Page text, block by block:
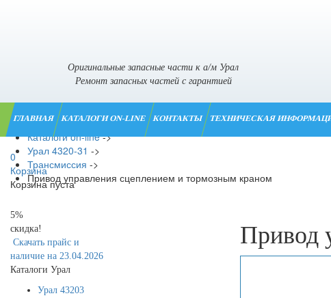
Оригинальные запасные части к а/м Урал
Ремонт запасных частей с гарантией
ГЛАВНАЯ КАТАЛОГИ ON-LINE КОНТАКТЫ ТЕХНИЧЕСКАЯ
0
Корзина
Корзина пуста
Главная ->
Каталоги on-line ->
Урал 4320-31 ->
Трансмиссия ->
Привод управления сцеплением и тормозным краном
5%
скидка!
Скачать прайс и
наличие на 23.04.2026
Каталоги Урал
Урал 43203
Привод